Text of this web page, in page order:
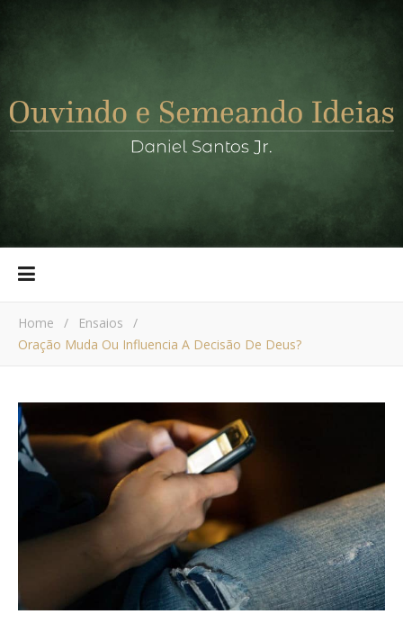
Home / Ensaios
/
Oração Muda Ou Influencia A Decisão De Deus?